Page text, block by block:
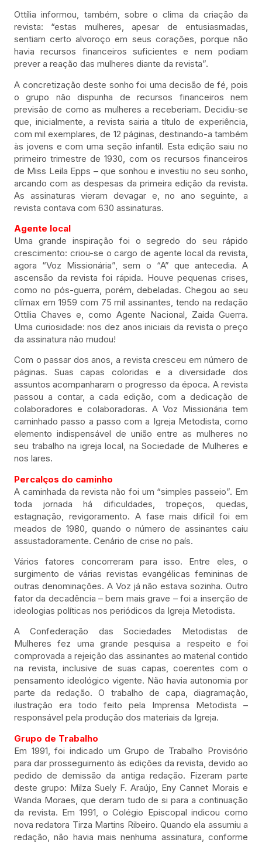
Ottília informou, também, sobre o clima da criação da
revista: “estas mulheres, apesar de entusiasmadas,
sentiam certo alvoroço em seus corações, porque não
havia recursos financeiros suficientes e nem podiam
prever a reação das mulheres diante da revista”.
A concretização deste sonho foi uma decisão de fé, pois
o grupo não dispunha de recursos financeiros nem
previsão de como as mulheres a receberiam. Decidiu-se
que, inicialmente, a revista sairia a título de experiência,
com mil exemplares, de 12 páginas, destinando-a também
às jovens e com uma seção infantil. Esta edição saiu no
primeiro trimestre de 1930, com os recursos financeiros
de Miss Leila Epps – que sonhou e investiu no seu sonho,
arcando com as despesas da primeira edição da revista.
As assinaturas vieram devagar e, no ano seguinte, a
revista contava com 630 assinaturas.
Agente local
Uma grande inspiração foi o segredo do seu rápido
crescimento: criou-se o cargo de agente local da revista,
agora “Voz Missionária”, sem o “A” que antecedia. A
ascensão da revista foi rápida. Houve pequenas crises,
como no pós-guerra, porém, debeladas. Chegou ao seu
clímax em 1959 com 75 mil assinantes, tendo na redação
Ottília Chaves e, como Agente Nacional, Zaida Guerra.
Uma curiosidade: nos dez anos iniciais da revista o preço
da assinatura não mudou!
Com o passar dos anos, a revista cresceu em número de
páginas. Suas capas coloridas e a diversidade dos
assuntos acompanharam o progresso da época. A revista
passou a contar, a cada edição, com a dedicação de
colaboradores e colaboradoras. A Voz Missionária tem
caminhado passo a passo com a Igreja Metodista, como
elemento indispensável de união entre as mulheres no
seu trabalho na igreja local, na Sociedade de Mulheres e
nos lares.
Percalços do caminho
A caminhada da revista não foi um “simples passeio”. Em
toda jornada há dificuldades, tropeços, quedas,
estagnação, revigoramento. A fase mais difícil foi em
meados de 1980, quando o número de assinantes caiu
assustadoramente. Cenário de crise no país.
Vários fatores concorreram para isso. Entre eles, o
surgimento de várias revistas evangélicas femininas de
outras denominações. A Voz já não estava sozinha. Outro
fator da decadência – bem mais grave – foi a inserção de
ideologias políticas nos periódicos da Igreja Metodista.
A Confederação das Sociedades Metodistas de
Mulheres fez uma grande pesquisa a respeito e foi
comprovada a rejeição das assinantes ao material contido
na revista, inclusive de suas capas, coerentes com o
pensamento ideológico vigente. Não havia autonomia por
parte da redação. O trabalho de capa, diagramação,
ilustração era todo feito pela Imprensa Metodista –
responsável pela produção dos materiais da Igreja.
Grupo de Trabalho
Em 1991, foi indicado um Grupo de Trabalho Provisório
para dar prosseguimento às edições da revista, devido ao
pedido de demissão da antiga redação. Fizeram parte
deste grupo: Milza Suely F. Araújo, Eny Cannet Morais e
Wanda Moraes, que deram tudo de si para a continuação
da revista. Em 1991, o Colégio Episcopal indicou como
nova redatora Tirza Martins Ribeiro. Quando ela assumiu a
redação, não havia mais nenhuma assinatura, conforme